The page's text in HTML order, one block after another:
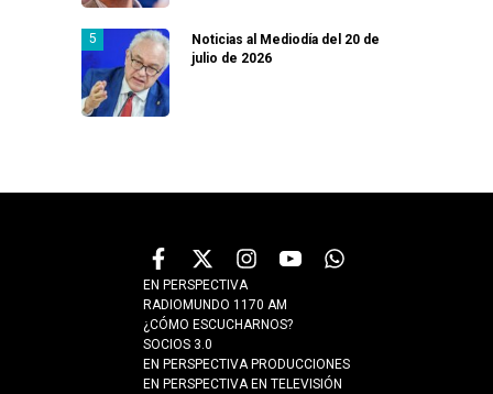
Noticias al Mediodía del 20 de
julio de 2026
EN PERSPECTIVA
RADIOMUNDO 1170 AM
¿CÓMO ESCUCHARNOS?
SOCIOS 3.0
EN PERSPECTIVA PRODUCCIONES
EN PERSPECTIVA EN TELEVISIÓN